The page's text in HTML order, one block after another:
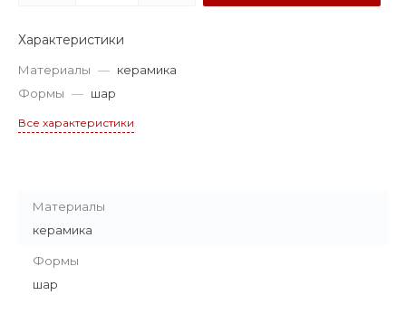
Характеристики
Материалы — керамика
Формы — шар
Все характеристики
Материалы
керамика
Формы
шар